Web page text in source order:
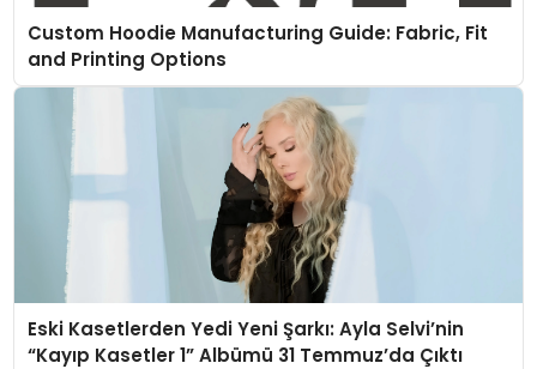
Custom Hoodie Manufacturing Guide: Fabric, Fit
and Printing Options
Eski Kasetlerden Yedi Yeni Şarkı: Ayla Selvi’nin
“Kayıp Kasetler 1” Albümü 31 Temmuz’da Çıktı